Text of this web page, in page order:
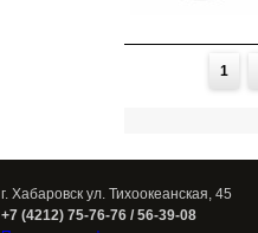
1
г. Хабаровск ул. Тихоокеанская, 45
+7 (4212) 75-76-76 / 56-39-08